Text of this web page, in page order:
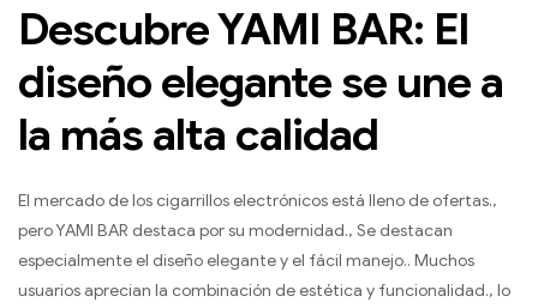
Descubre YAMI BAR: El
diseño elegante se une a
la más alta calidad
El mercado de los cigarrillos electrónicos está lleno de ofertas.,
pero YAMI BAR destaca por su modernidad., Se destacan
especialmente el diseño elegante y el fácil manejo.. Muchos
usuarios aprecian la combinación de estética y funcionalidad., lo